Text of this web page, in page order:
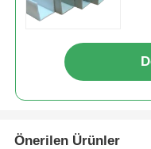
Önerilen Ürünler